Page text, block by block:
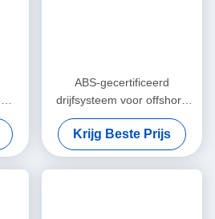
ABS-gecertificeerd
drijfsysteem voor offshore
olie- en gasboren
Aanpasbaar
Krijg Beste Prijs